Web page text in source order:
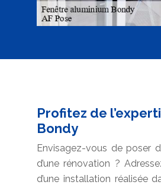
Profitez de
Bondy
Envisagez-vous de poser
d’une rénovation ?
d’une installation réalisée